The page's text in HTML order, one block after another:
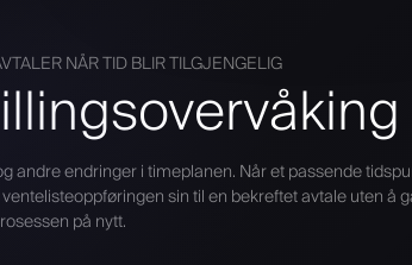
NÅR TID BLIR TILGJENGELIG
andre endringer i timeplanen. Når et passende
sin til en bekreftet avtale uten å
på nytt.